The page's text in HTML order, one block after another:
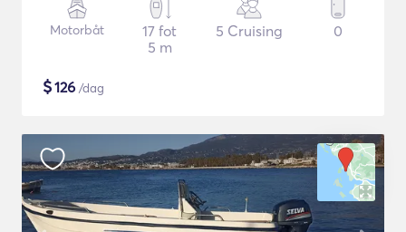
Motorbåt
17 fot
5 m
5 Cruising 0
$126 /dag